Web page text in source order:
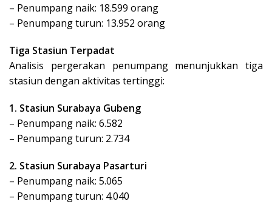
– Penumpang naik: 18.599 orang
– Penumpang turun: 13.952 orang
Tiga Stasiun Terpadat
Analisis pergerakan penumpang menunjukkan tiga
stasiun dengan aktivitas tertinggi:
1. Stasiun Surabaya Gubeng
– Penumpang naik: 6.582
– Penumpang turun: 2.734
2. Stasiun Surabaya Pasarturi
– Penumpang naik: 5.065
– Penumpang turun: 4.040